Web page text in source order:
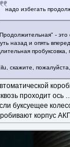
надо избегать
- это
назад и опять
скажите,
проходит ось
буксуещее
корпус